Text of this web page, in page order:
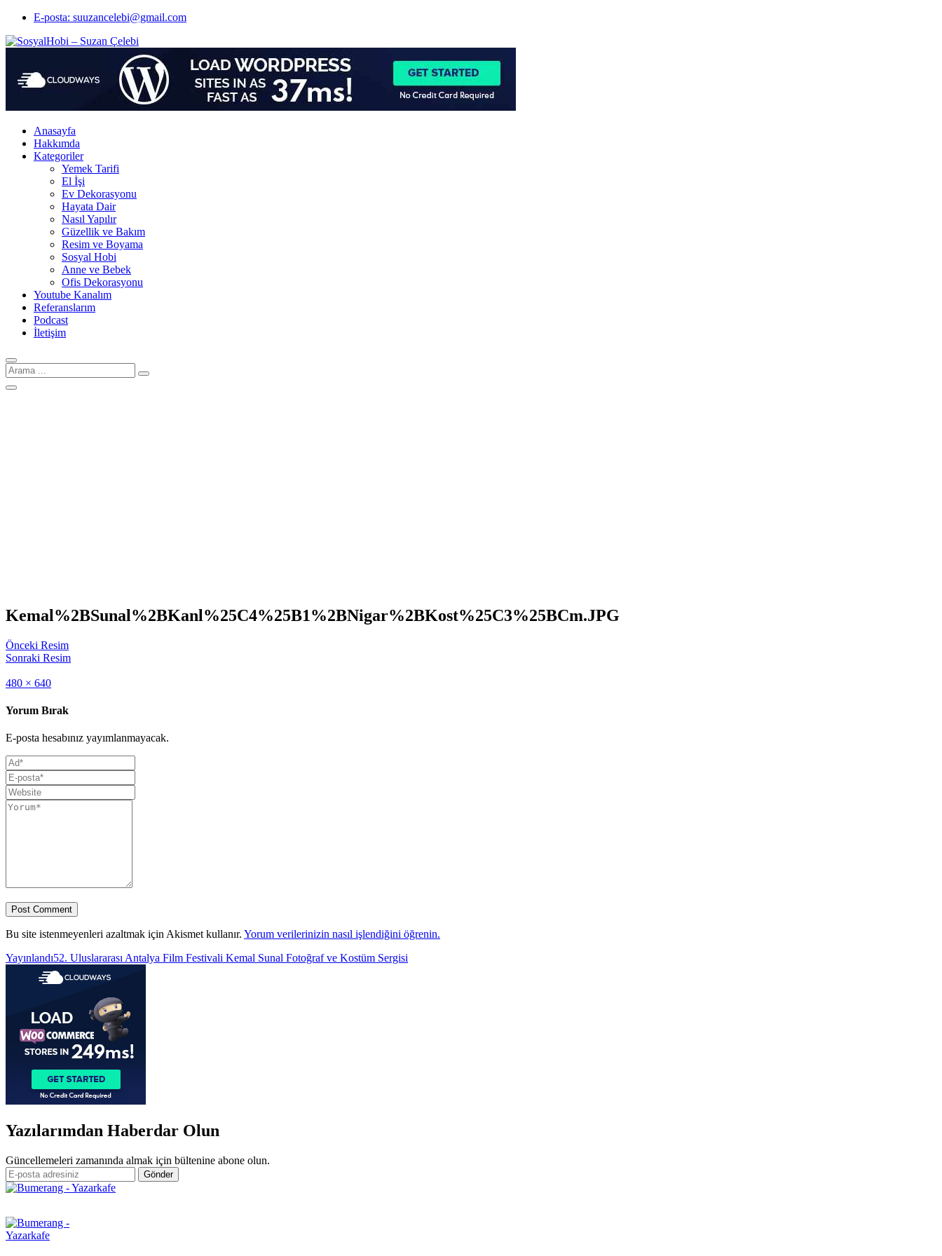
E-posta: suuzancelebi@gmail.com
Anasayfa
Hakkımda
Kategoriler
Yemek Tarifi
El İşi
Ev Dekorasyonu
Hayata Dair
Nasıl Yapılır
Güzellik ve Bakım
Resim ve Boyama
Sosyal Hobi
Anne ve Bebek
Ofis Dekorasyonu
Youtube Kanalım
Referanslarım
Podcast
İletişim
Arama
için:
Kemal%2BSunal%2BKanl%25C4%25B1%2BNigar%2BKost%25C3%25BCm.JPG
Önceki Resim
Sonraki Resim
Full
480 × 640
Yorum Bırak
E-posta hesabınız yayımlanmayacak.
Bu site istenmeyenleri azaltmak için Akismet kullanır. Yorum verilerinizin nasıl işlendiğini öğrenin.
Yazı
gezinmesi
Yayınlandı52. Uluslararası Antalya Film Festivali Kemal Sunal Fotoğraf ve Kostüm Sergisi
Yazılarımdan Haberdar Olun
Güncellemeleri zamanında almak için bültenine abone olun.